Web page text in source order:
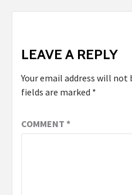
LEAVE A REPLY
Your email address will not
fields are marked *
COMMENT *